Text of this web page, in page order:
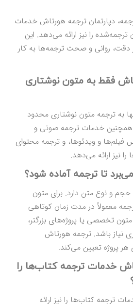
دپارتمان ترجمه هورتاش خدمات
را نیز ارائه می‌دهد. این
دقت، روانی و صحت ترجمه‌ها به کار
فقط به متون نوشتاری
به ترجمه متون نوشتاری محدود
همچنین خدمات ترجمه صوتی و
فیلم‌ها و ویدئوها، و ترجمه محتوای
نیز ارائه می‌دهد.
تا ترجمه آماده شود؟
و نوع متن دارد. برای متون
معمولاً در مدت زمان کوتاهی
تخصصی یا پروژه‌های بزرگتر،
نیاز باشد. ترجمه هورتاش
هر پروژه تعیین می‌کند.
خدمات ترجمه کتاب‌ها را
ترجمه کتاب‌ها را نیز ارائه